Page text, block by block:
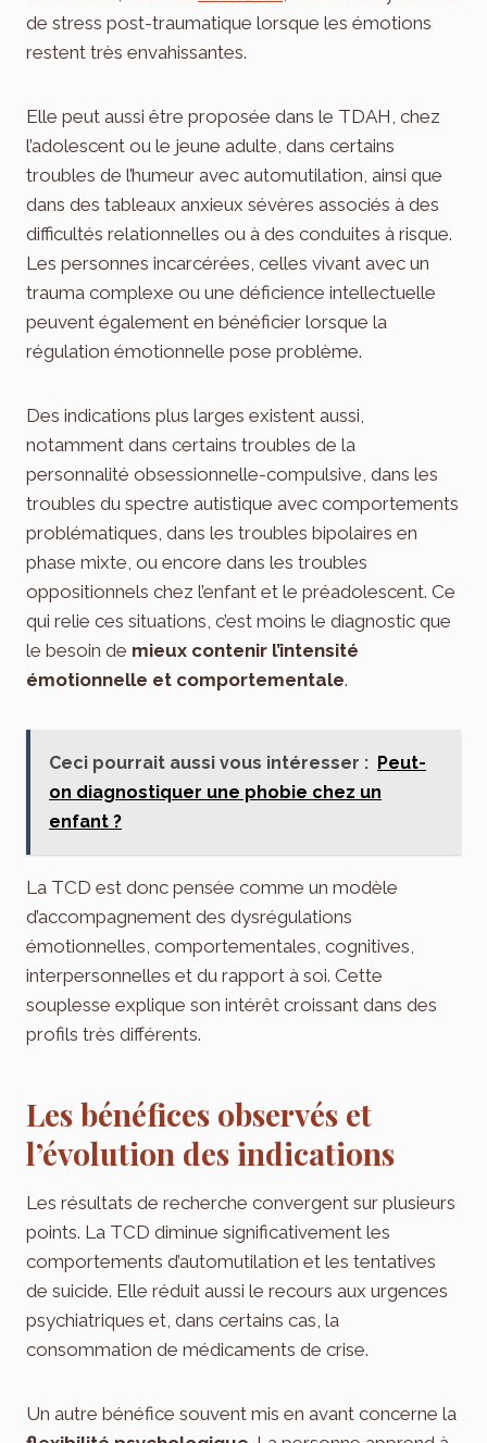
de stress post-traumatique lorsque les émotions
restent très envahissantes.
Elle peut aussi être proposée dans le TDAH, chez
l’adolescent ou le jeune adulte, dans certains
troubles de l’humeur avec automutilation, ainsi que
dans des tableaux anxieux sévères associés à des
difficultés relationnelles ou à des conduites à risque.
Les personnes incarcérées, celles vivant avec un
trauma complexe ou une déficience intellectuelle
peuvent également en bénéficier lorsque la
régulation émotionnelle pose problème.
Des indications plus larges existent aussi,
notamment dans certains troubles de la
personnalité obsessionnelle-compulsive, dans les
troubles du spectre autistique avec comportements
problématiques, dans les troubles bipolaires en
phase mixte, ou encore dans les troubles
oppositionnels chez l’enfant et le préadolescent. Ce
qui relie ces situations, c’est moins le diagnostic que
le besoin de mieux contenir l’intensité
émotionnelle et comportementale.
Ceci pourrait aussi vous intéresser : Peut-
on diagnostiquer une phobie chez un
enfant ?
La TCD est donc pensée comme un modèle
d’accompagnement des dysrégulations
émotionnelles, comportementales, cognitives,
interpersonnelles et du rapport à soi. Cette
souplesse explique son intérêt croissant dans des
profils très différents.
Les bénéfices observés et
l’évolution des indications
Les résultats de recherche convergent sur plusieurs
points. La TCD diminue significativement les
comportements d’automutilation et les tentatives
de suicide. Elle réduit aussi le recours aux urgences
psychiatriques et, dans certains cas, la
consommation de médicaments de crise.
Un autre bénéfice souvent mis en avant concerne la